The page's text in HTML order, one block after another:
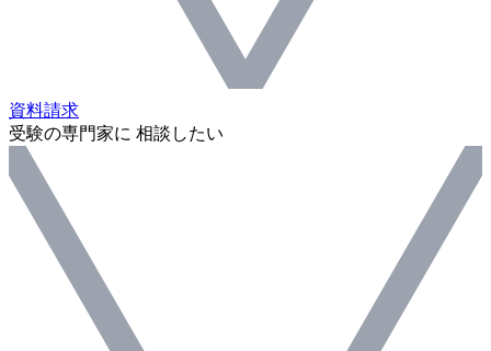
資料請求
受験の専門家に 相談したい